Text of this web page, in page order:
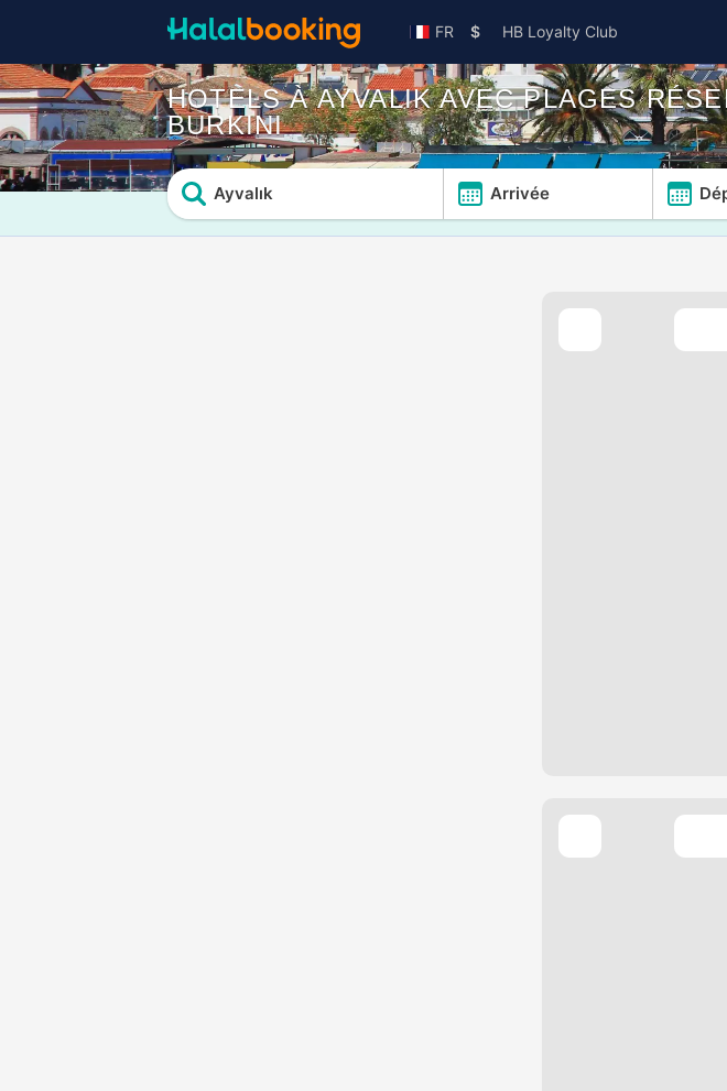
FR $ HB Loyalty Club
HOTELS À AYVALIK AVEC PLAGES
BURKINI
Ayvalık Arrivée